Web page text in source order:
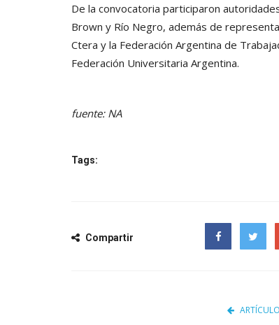
De la convocatoria participaron
Brown y Río Negro, además de
Ctera y la Federación Argentina de
Federación Universitaria Argentina.
fuente: NA
Tags:
Compartir